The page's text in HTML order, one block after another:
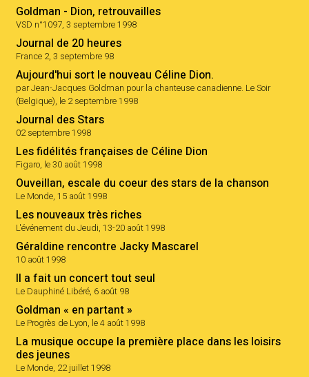
Goldman - Dion, retrouvailles
VSD n°1097, 3 septembre 1998
Journal de 20 heures
France 2, 3 septembre 98
Aujourd'hui sort le nouveau Céline Dion.
par Jean-Jacques Goldman pour la chanteuse canadienne. Le Soir
(Belgique), le 2 septembre 1998
Journal des Stars
02 septembre 1998
Les fidélités françaises de Céline Dion
Figaro, le 30 août 1998
Ouveillan, escale du coeur des stars de la chanson
Le Monde, 15 août 1998
Les nouveaux très riches
L'événement du Jeudi, 13-20 août 1998
Géraldine rencontre Jacky Mascarel
10 août 1998
Il a fait un concert tout seul
Le Dauphiné Libéré, 6 août 98
Goldman « en partant »
Le Progrès de Lyon, le 4 août 1998
La musique occupe la première place dans les loisirs
des jeunes
Le Monde, 22 juillet 1998